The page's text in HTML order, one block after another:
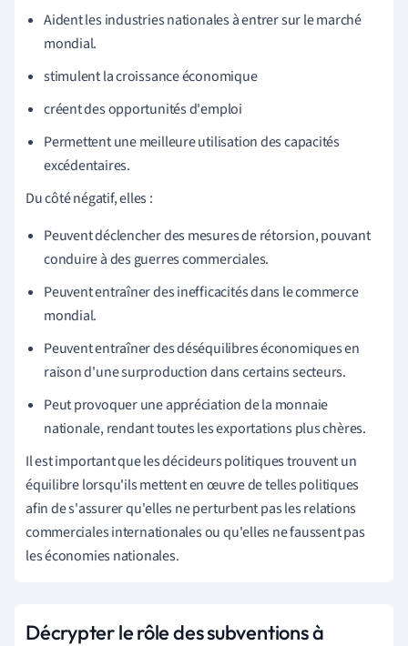
Aident les industries nationales à entrer sur le marché
mondial.
stimulent la croissance économique
créent des opportunités d'emploi
Permettent une meilleure utilisation des capacités
excédentaires.
Du côté négatif, elles :
Peuvent déclencher des mesures de rétorsion, pouvant
conduire à des guerres commerciales.
Peuvent entraîner des inefficacités dans le commerce
mondial.
Peuvent entraîner des déséquilibres économiques en
raison d'une surproduction dans certains secteurs.
Peut provoquer une appréciation de la monnaie
nationale, rendant toutes les exportations plus chères.
Il est important que les décideurs politiques trouvent un
équilibre lorsqu'ils mettent en œuvre de telles politiques
afin de s'assurer qu'elles ne perturbent pas les relations
commerciales internationales ou qu'elles ne faussent pas
les économies nationales.
Décrypter le rôle des subventions à